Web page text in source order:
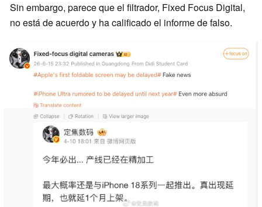
Sin embargo, parece que el filtrador, Fixed Focus Digital,
no está de acuerdo y ha calificado el informe de falso.